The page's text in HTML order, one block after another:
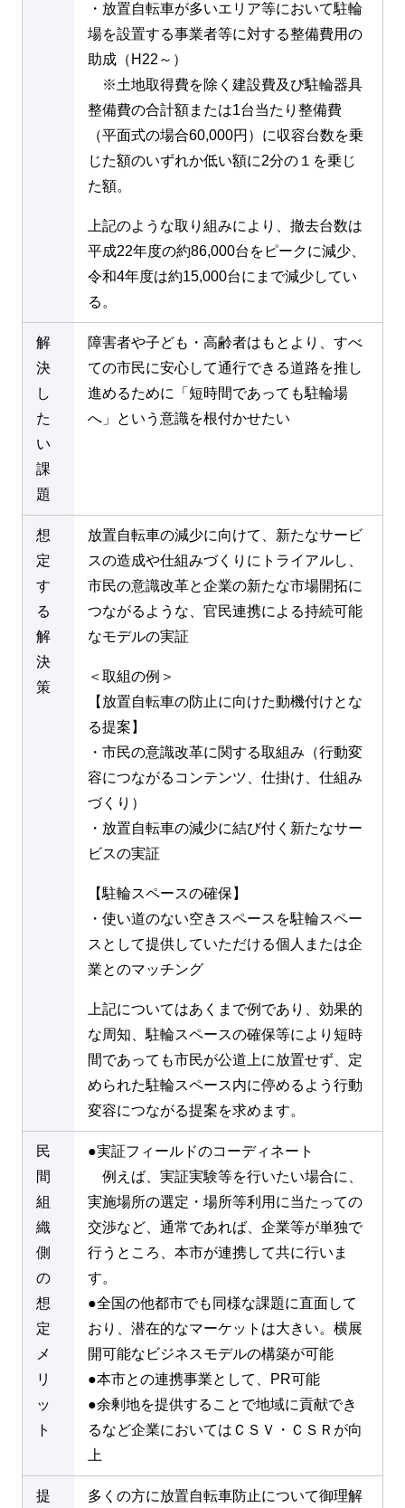
・放置自転車が多いエリア等において駐輪
場を設置する事業者等に対する整備費用の
助成（H22～）
※土地取得費を除く建設費及び駐輪器具
整備費の合計額または1台当たり整備費
（平面式の場合60,000円）に収容台数を乗
じた額のいずれか低い額に2分の１を乗じ
た額。
上記のような取り組みにより、撤去台数は
平成22年度の約86,000台をピークに減少、
令和4年度は約15,000台にまで減少してい
る。
解
決
し
た
い
課
題
障害者や子ども・高齢者はもとより、すべ
ての市民に安心して通行できる道路を推し
進めるために「短時間であっても駐輪場
へ」という意識を根付かせたい
想
定
す
る
解
決
策
放置自転車の減少に向けて、新たなサービ
スの造成や仕組みづくりにトライアルし、
市民の意識改革と企業の新たな市場開拓に
つながるような、官民連携による持続可能
なモデルの実証
＜取組の例＞
【放置自転車の防止に向けた動機付けとな
る提案】
・市民の意識改革に関する取組み（行動変
容につながるコンテンツ、仕掛け、仕組み
づくり）
・放置自転車の減少に結び付く新たなサー
ビスの実証
【駐輪スペースの確保】
・使い道のない空きスペースを駐輪スペー
スとして提供していただける個人または企
業とのマッチング
上記についてはあくまで例であり、効果的
な周知、駐輪スペースの確保等により短時
間であっても市民が公道上に放置せず、定
められた駐輪スペース内に停めるよう行動
変容につながる提案を求めます。
民
間
組
織
側
の
想
定
メ
リ
ッ
ト
●実証フィールドのコーディネート
例えば、実証実験等を行いたい場合に、
実施場所の選定・場所等利用に当たっての
交渉など、通常であれば、企業等が単独で
行うところ、本市が連携して共に行いま
す。
●全国の他都市でも同様な課題に直面して
おり、潜在的なマーケットは大きい。横展
開可能なビジネスモデルの構築が可能
●本市との連携事業として、PR可能
●余剰地を提供することで地域に貢献でき
るなど企業においてはＣＳＶ・ＣＳＲが向
上
提
多くの方に放置自転車防止について御理解